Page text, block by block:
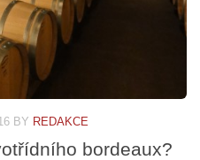
BY REDAKCE
bordeaux?